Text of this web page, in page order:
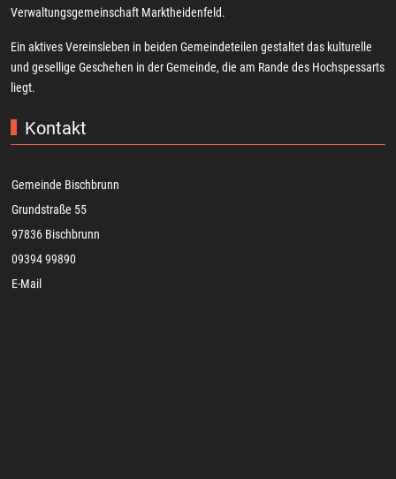
Verwaltungsgemeinschaft Marktheidenfeld.
Ein aktives Vereinsleben in beiden Gemeindeteilen gestaltet das kulturelle
und gesellige Geschehen in der Gemeinde, die am Rande des Hochspessarts
liegt.
Kontakt
Gemeinde Bischbrunn
Grundstraße 55
97836 Bischbrunn
09394 99890
E-Mail